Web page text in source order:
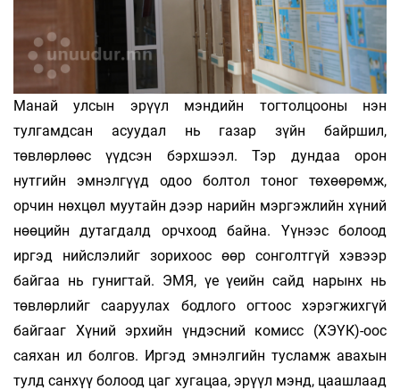
Манай улсын эрүүл мэндийн тогтолцооны нэн
тулгамдсан асуудал нь газар зүйн байршил,
төвлөрлөөс үүдсэн бэрхшээл. Тэр дундаа орон
нутгийн эмнэлгүүд одоо болтол тоног төхөөрөмж,
орчин нөхцөл муутайн дээр нарийн мэргэжлийн хүний
нөөцийн дутагдалд орчхоод байна. Үүнээс болоод
иргэд нийслэлийг зорихоос өөр сонголтгүй хэвээр
байгаа нь гунигтай. ЭМЯ, үе үеийн сайд нарынх нь
төвлөрлийг сааруулах бодлого огтоос хэрэгжихгүй
байгааг Хүний эрхийн үндэсний комисс (ХЭҮК)-оос
саяхан ил болгов. Иргэд эмнэлгийн тусламж авахын
тулд санхүү болоод цаг хугацаа, эрүүл мэнд, цаашлаад